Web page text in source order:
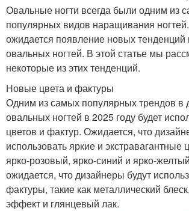
Овальные ногти всегда были одним из
популярных видов наращивания
ожидается появление новых тенденций
овальных ногтей. В этой статье мы
некоторые из этих тенденций.
Новые цвета и фактуры
Одним из самых популярных трендов в
овальных ногтей в 2025 году будет
цветов и фактур. Ожидается, что
использовать яркие и экстравагантные
ярко-розовый, ярко-синий и ярко-
ожидается, что дизайнеры будут
фактуры, такие как металлический
эффект и глянцевый лак.